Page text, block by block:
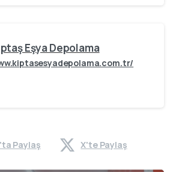
Eşya Depolama
Paylaş X'te Paylaş